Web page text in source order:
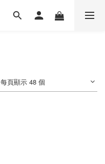
每頁顯示 48 個